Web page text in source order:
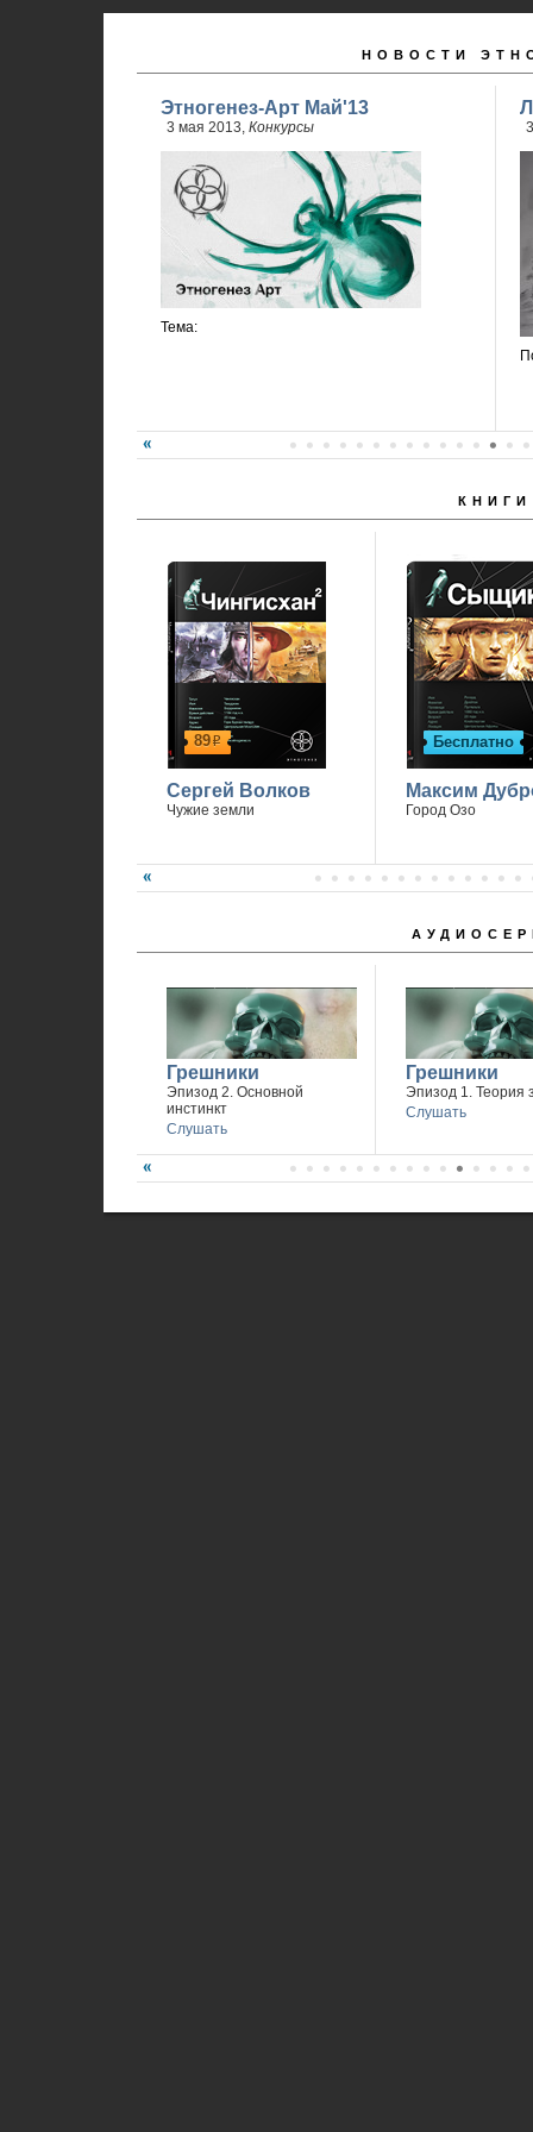
НОВОСТИ
Этногенез-Арт Май'13
3 мая 2013, Конкурсы
Тема:
КНИГИ
89р
Сергей Волков
Чужие земли
Бесплатно
Максим
Город Озо
Грешники
Эпизод 2. Основной
инстинкт
Слушать
Грешники
Эпизод 1. Теория
Слушать